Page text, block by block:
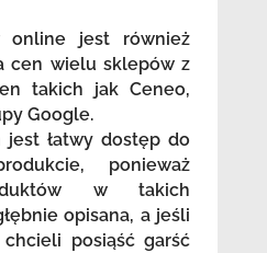
online jest również
cen wielu sklepów z
takich jak Ceneo,
Google.
jest łatwy dostęp do
ponieważ
w takich
opisana, a jeśli
posiąść garść